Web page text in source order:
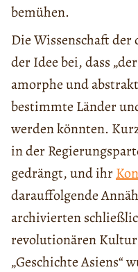
bemühen.
Die Wissenschaft
der Idee bei, dass
amorphe und
bestimmte Länder
werden könnten.
in der
gedrängt, und ihr
darauffolgende
archivierten
revolutionären
„Geschichte Asiens“